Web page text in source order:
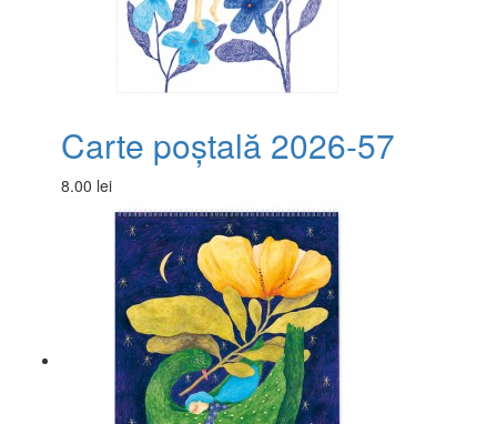
Carte poștală 2026-57
8.00 lei